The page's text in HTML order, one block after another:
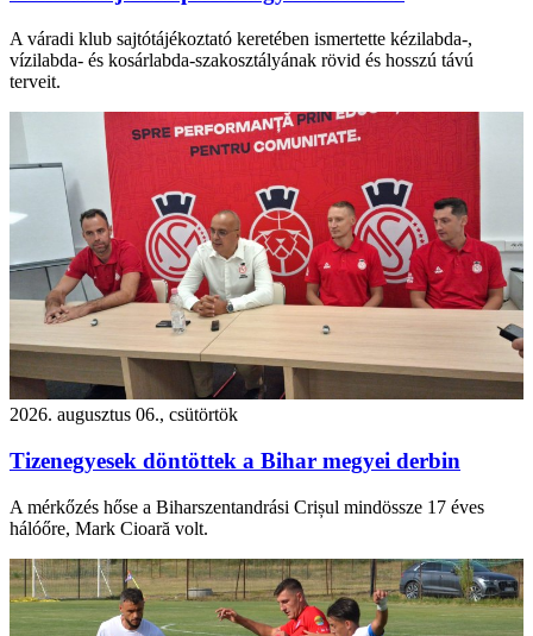
A váradi klub sajtótájékoztató keretében ismertette kézilabda-,
vízilabda- és kosárlabda-szakosztályának rövid és hosszú távú
terveit.
2026. augusztus 06., csütörtök
Tizenegyesek döntöttek a Bihar megyei derbin
A mérkőzés hőse a Biharszentandrási Crișul mindössze 17 éves
hálóőre, Mark Cioară volt.